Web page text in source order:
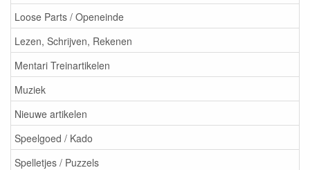
Loose Parts / Openeinde
Lezen, Schrijven, Rekenen
Mentari Treinartikelen
Muziek
Nieuwe artikelen
Speelgoed / Kado
Spelletjes / Puzzels